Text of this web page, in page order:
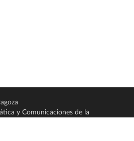
y Comunicaciones de la